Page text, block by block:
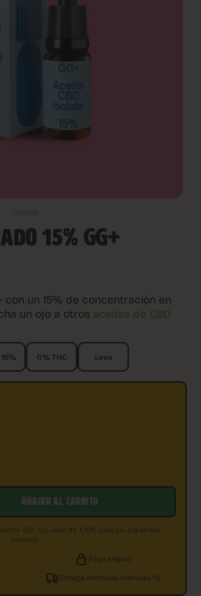
15% GG+
con un 15% de concentración en
un ojo a otros aceites de CBD
0% THC Leve
AÑADIR AL CARRITO
GG. Un valor de 1,10€ para los siguientes
pedidos.
Pago seguro
Entrega estimada miércoles 12